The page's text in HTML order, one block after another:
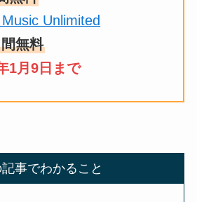
Unlimited
無料
1月9日まで
事でわかること